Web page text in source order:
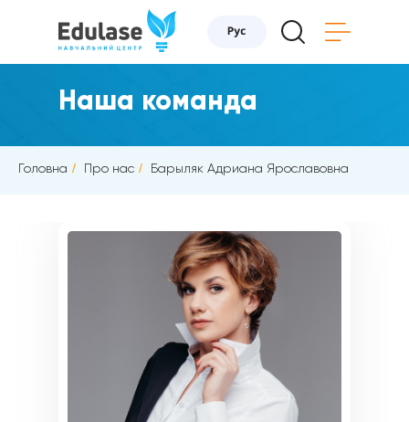
Наша команда
Головна / Про нас / Барыляк Адриана Ярославовна